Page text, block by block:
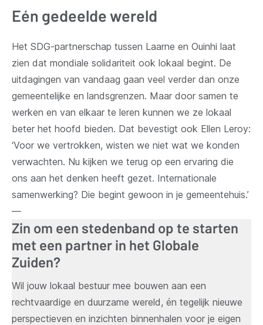
Eén gedeelde wereld
Het SDG-partnerschap tussen Laarne en Ouinhi laat
zien dat mondiale solidariteit ook lokaal begint. De
uitdagingen van vandaag gaan veel verder dan onze
gemeentelijke en landsgrenzen. Maar door samen te
werken en van elkaar te leren kunnen we ze lokaal
beter het hoofd bieden. Dat bevestigt ook Ellen Leroy:
‘Voor we vertrokken, wisten we niet wat we konden
verwachten. Nu kijken we terug op een ervaring die
ons aan het denken heeft gezet. Internationale
samenwerking? Die begint gewoon in je gemeentehuis.’
—
Zin om een stedenband op te starten
met een partner in het Globale
Zuiden?
Wil jouw lokaal bestuur mee bouwen aan een
rechtvaardige en duurzame wereld, én tegelijk nieuwe
perspectieven en inzichten binnenhalen voor je eigen